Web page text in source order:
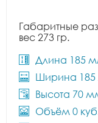
Габаритные
вес 273 гр.
Длина 185
Ширина
Высота 70
Объём 0